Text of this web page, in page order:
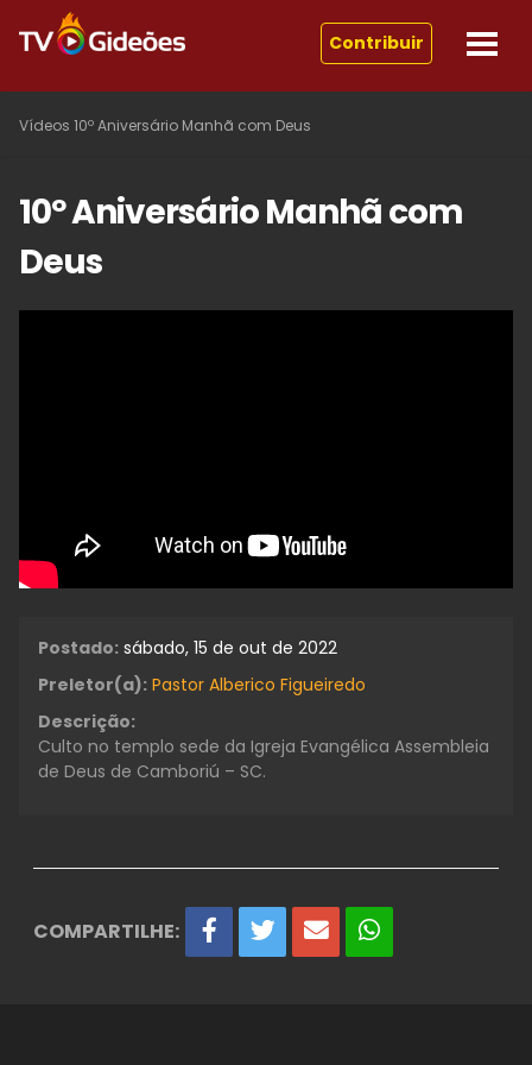
Contribuir
Vídeos 10º Aniversário Manhã com Deus
10º Aniversário Manhã com
Deus
Postado: sábado, 15 de out de 2022
Preletor(a): Pastor Alberico Figueiredo
Descrição:
Culto no templo sede da Igreja Evangélica Assembleia
de Deus de Camboriú – SC.
COMPARTILHE: